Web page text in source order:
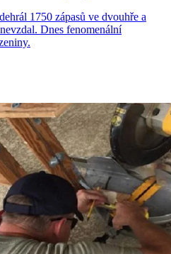
1750 zápasů ve dvouhře a
Dnes fenomenální